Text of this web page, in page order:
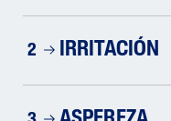
2 IRRITACIÓN